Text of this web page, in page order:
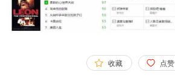
收藏 点赞